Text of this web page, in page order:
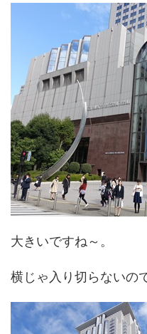
大きいですね～。
横じゃ入り切らないの